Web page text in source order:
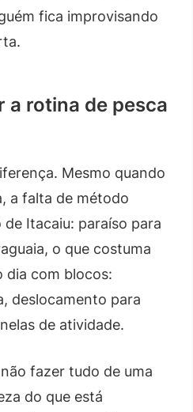
fica improvisando
a rotina de pesca
Mesmo quando
a falta de método
Itacaiu: paraíso para
o que costuma
dia com blocos:
deslocamento para
de atividade.
fazer tudo de uma
do que está